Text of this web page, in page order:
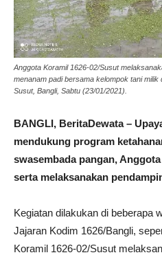
Anggota Koramil 1626-02/Susut
menanam padi bersama kelompok tani
Susut, Bangli, Sabtu (23/01/2021).
BANGLI, BeritaDewata –
mendukung program
swasembada pangan,
serta melaksanakan
Kegiatan dilakukan di beberapa
Jajaran Kodim 1626/Bangli,
Koramil 1626-02/Susut